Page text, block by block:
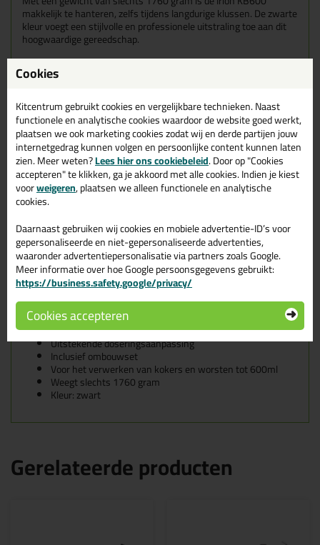
makkelijk te hanteren, zelfs tijdens langdurige klussen. De zwarte
kleur voegt een stijlvolle en professionele uitstraling toe aan dit
hoogwaardige gereedschap.
Kortom, de Irion KB600 pneumatische kitspuit biedt de perfecte
combinatie van duurzaamheid, precisie en gebruiksgemak,
eisen stelt aan zijn of haar kitwerk.
Inclusief ombouwset
De Irion KB600 wordt geleverd met een handige ombouwset,
waardoor gebruikers flexibel zijn in het gebruiken van kokers én
worsten.
Wanneer gebruik je de Irion KB600?
tot 600ml. Deze kitspuit op luchtdruk komt erg goed van pas
wanneer veel én vaak moet kitten.
Kenmerken
Geanodiseerde aluminium kokerhouder
Geoptimaliseerde zwaartepunt
Druk van 6-10 bar
Minimaal luchtverbruik
Eenvoudige drukregeling
Uitstekende doseringsaanpassing
Inclusief ombouwset
Voor het verwerken van kokers en worsten tot 600ml
Weegt slechts 1760 gram
Kleur: zwart
Gerelateerde producten
Cookies
Kitcentrum gebruikt cookies en vergelijkbare technieken. Naast
functionele en analytische cookies waardoor de website goed werkt,
plaatsen we ook marketing cookies zodat wij en derde partijen jouw
internetgedrag kunnen volgen en persoonlijke content kunnen laten
zien. Meer weten?Lees hier ons cookiebeleid. Door op "Cookies
accepteren" te klikken, ga je akkoord met alle cookies. Indien je kiest
voorweigeren, plaatsen we alleen functionele en analytische
cookies.
Daarnaast gebruiken wij cookies en mobiele advertentie-ID’s voor
gepersonaliseerde en niet-gepersonaliseerde advertenties,
waaronder advertentiepersonalisatie via partners zoals Google.
Meer informatie over hoe Google persoonsgegevens gebruikt:
https://business.safety.google/privacy/
Cookies accepteren